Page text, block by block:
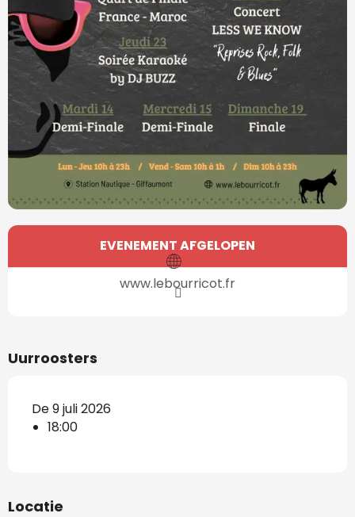
Openingstijden en contactgegevens
EVENEMENT AFGELOPEN
www.lebourricot.fr
Uurroosters
De 9 juli 2026
18:00
Locatie